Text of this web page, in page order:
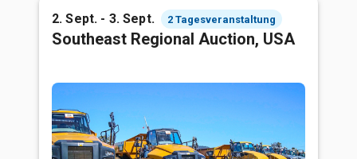
2. Sept. - 3. Sept. 2 Tagesveranstaltung
Southeast Regional Auction, USA